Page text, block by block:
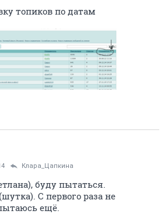
топиков по датам
Клара_Цапкина
буду пытаться.
С первого раза не
ещё.